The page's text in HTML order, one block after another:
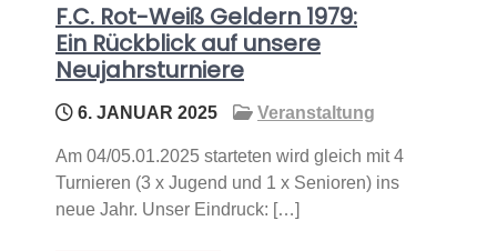
F.C. Rot-Weiß Geldern 1979:
Ein Rückblick auf unsere
Neujahrsturniere
6. JANUAR 2025 Veranstaltung
Am 04/05.01.2025 starteten wird gleich mit 4
Turnieren (3 x Jugend und 1 x Senioren) ins
neue Jahr. Unser Eindruck: […]